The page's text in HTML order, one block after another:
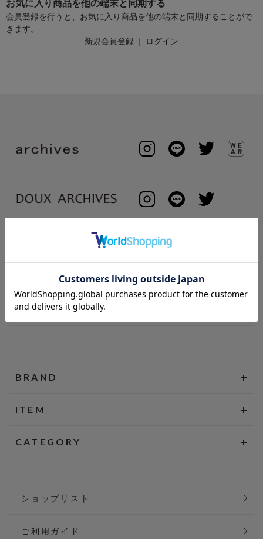
お気に入り商品を他の端末と同期する
会員登録を行うと、お気に入り商品を他の端末と同期することがで
きます。
新規会員登録 ｜ ログイン
BRAND
ITEM
CATEGORY
ショップリスト
ご利用ガイド